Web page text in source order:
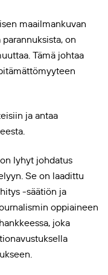
maailmankuvan
on
Tämä johtaa
ja antaa
on lyhyt johdatus
Se on laadittu
-säätiön ja
oppiaineen
joka